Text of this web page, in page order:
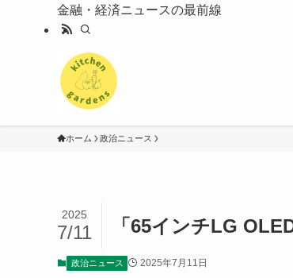
金融・経済ニュースの最前線
ホーム 政治ニュース
「65インチLG
2025
7/11
政治ニュース 2025年7月11日